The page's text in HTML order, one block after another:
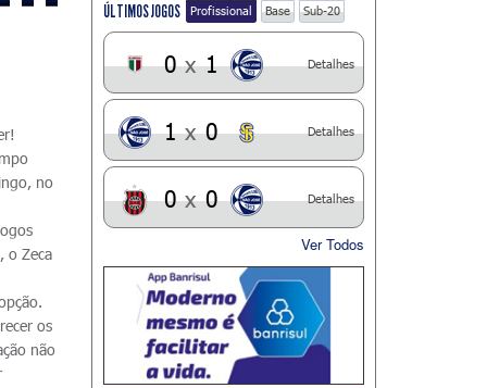
no
o Zeca
os
não
ÚLTIMOS JOGOS Profissional Base Sub-20
0 x 1 Detalhes
1 x 0 Detalhes
0 x 0 Detalhes
Ver Todos